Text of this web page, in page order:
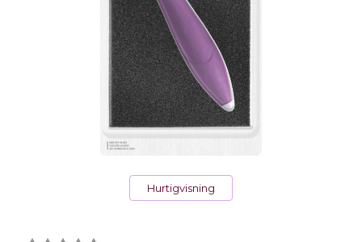
Hurtigvisning